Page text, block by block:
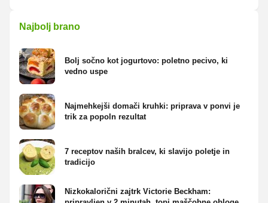
Najbolj brano
Bolj sočno kot jogurtovo: poletno pecivo, ki
vedno uspe
Najmehkejši domači kruhki: priprava v ponvi je
trik za popoln rezultat
7 receptov naših bralcev, ki slavijo poletje in
tradicijo
Nizkokalorični zajtrk Victorie Beckham: